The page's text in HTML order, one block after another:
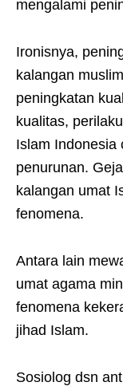
mengalami
Ironisnya,
kalangan
peningkatan
kualitas,
Islam Indonesia
penurunan.
kalangan umat
fenomena.
Antara lain
umat agama
fenomena
jihad Islam.
Sosiolog dsn